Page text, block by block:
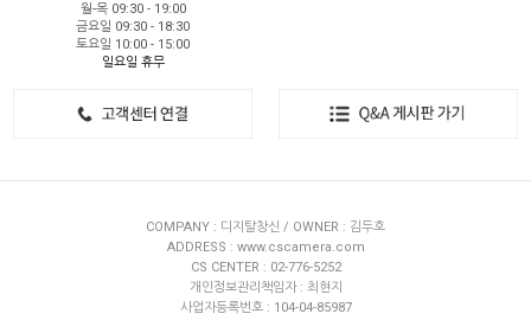
월-목 09:30 - 19:00
금요일 09:30 - 18:30
토요일 10:00 - 15:00
일요일 휴무
COMPANY : 디지탈창신 / OWNER : 김두호
ADDRESS : www.cscamera.com
CS CENTER : 02-776-5252
개인정보관리책임자 : 최현지
사업자등록번호 : 104-04-85987